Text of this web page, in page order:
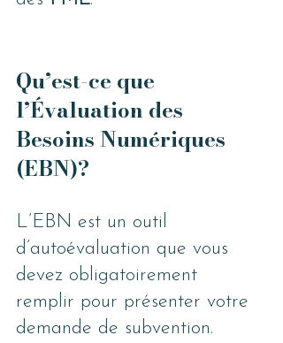
Qu’est-ce que
l’Évaluation des
Besoins Numériques
(EBN)?
L’EBN est un outil
d’autoévaluation que vous
devez obligatoirement
remplir pour présenter votre
demande de subvention.